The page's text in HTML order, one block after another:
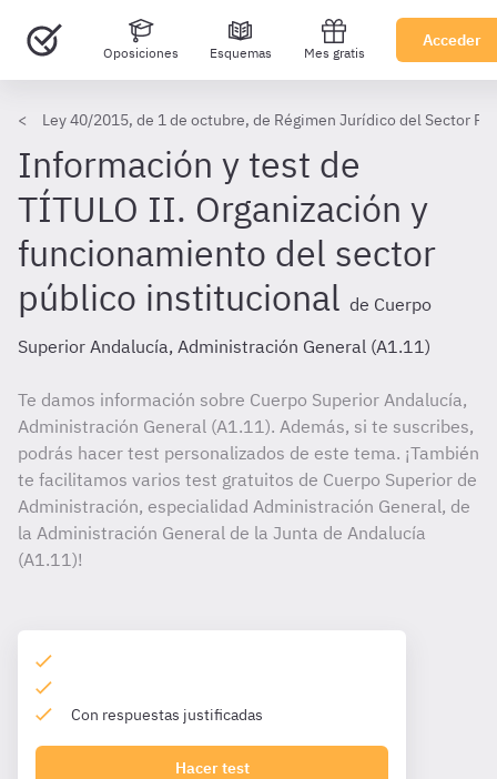
Oposiciones Esquemas Mes gratis
Acceder
Ley 40/2015, de 1 de octubre, de Régimen Jurídico del Sector
Información y test de
TÍTULO II. Organización y
funcionamiento del sector
público institucional de Cuerpo
Superior Andalucía, Administración General (A1.11)
Te damos información sobre Cuerpo Superior Andalucía,
Administración General (A1.11). Además, si te suscribes,
podrás hacer test personalizados de este tema. ¡También
te facilitamos varios test gratuitos de Cuerpo Superior de
Administración, especialidad Administración General, de
la Administración General de la Junta de Andalucía
(A1.11)!
Con respuestas justificadas
Hacer test